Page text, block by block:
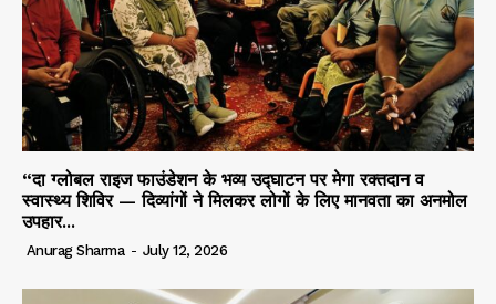
“दा ग्लोबल राइज फाउंडेशन के भव्य उद्घाटन पर मेगा रक्तदान व
स्वास्थ्य शिविर — दिव्यांगों ने मिलकर लोगों के लिए मानवता का अनमोल
उपहार...
Anurag Sharma - July 12, 2026